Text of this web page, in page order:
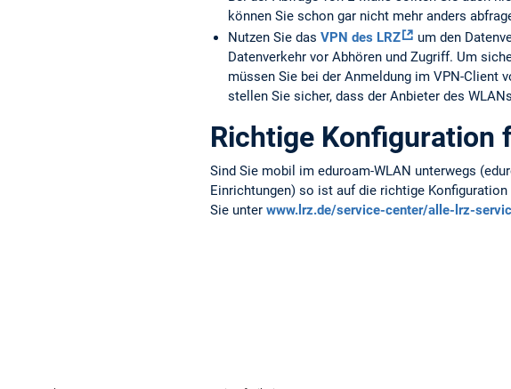
können Sie schon gar nicht mehr anders
Nutzen Sie das VPN des LRZ
um den
Datenverkehr vor Abhören und Zugriff. Um
müssen Sie bei der Anmeldung im VPN-Client
stellen Sie sicher, dass der Anbieter des
Richtige Konfiguration
Sind Sie mobil im eduroam-WLAN unterwegs
Einrichtungen) so ist auf die richtige
Sie unter www.lrz.de/service-center/alle-lrz-